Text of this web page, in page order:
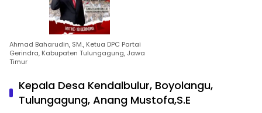
Ahmad Baharudin, SM., Ketua DPC Partai
Gerindra, Kabupaten Tulungagung, Jawa
Timur
Kepala Desa Kendalbulur, Boyolangu,
Tulungagung, Anang Mustofa,S.E